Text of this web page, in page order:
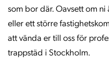
som bor där. Oavsett om
eller ett större
att vända er till oss för
trappstäd i Stockholm.